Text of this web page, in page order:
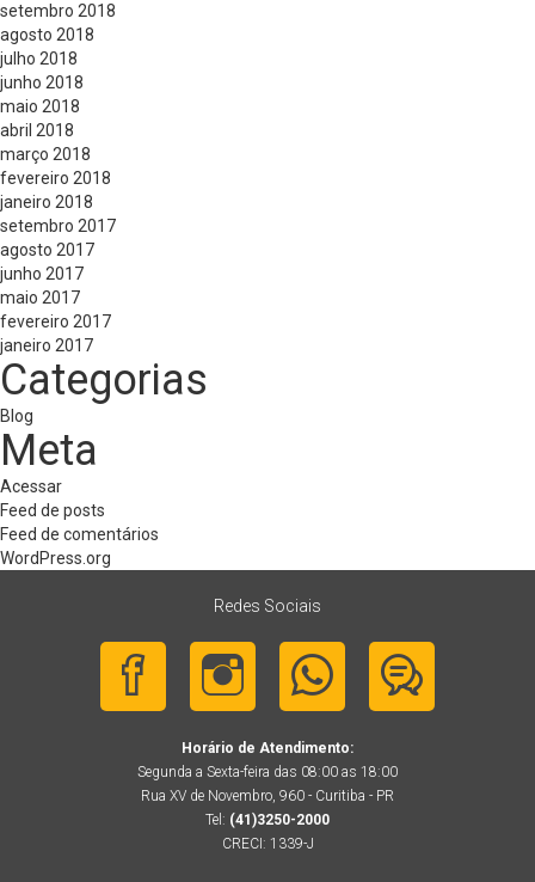
setembro 2018
agosto 2018
julho 2018
junho 2018
maio 2018
abril 2018
março 2018
fevereiro 2018
janeiro 2018
setembro 2017
agosto 2017
junho 2017
maio 2017
fevereiro 2017
janeiro 2017
Categorias
Blog
Meta
Acessar
Feed de posts
Feed de comentários
WordPress.org
Redes Sociais
Horário de Atendimento:
Segunda a Sexta-feira das 08:00 as 18:00
Rua XV de Novembro, 960 - Curitiba - PR
Tel: (41)3250-2000
CRECI: 1339-J